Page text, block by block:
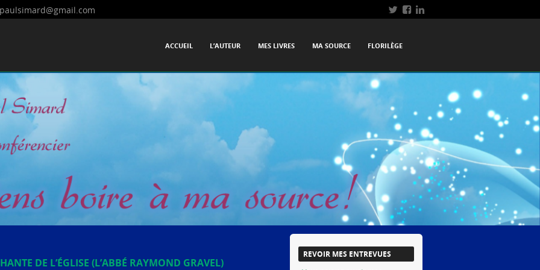
ACCUEIL L’AUTEUR MES LIVRES MA SOURCE FLORILÈGE
DE L’ÉGLISE (L’ABBÉ RAYMOND GRAVEL)
REVOIR MES ENTREVUES